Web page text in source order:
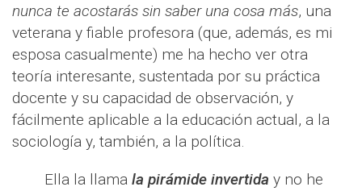
nunca te acostarás sin saber una cosa más, una
veterana y fiable profesora (que, además, es mi
esposa casualmente) me ha hecho ver otra
teoría interesante, sustentada por su práctica
docente y su capacidad de observación, y
fácilmente aplicable a la educación actual, a la
sociología y, también, a la política.
Ella la llama la pirámide invertida y no he